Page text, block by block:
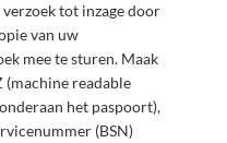
tot inzage door
van uw
mee te sturen. Maak
(machine readable
het paspoort),
(BSN)